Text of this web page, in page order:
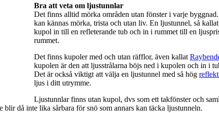
Bra att veta om ljustunnlar
Det finns alltid mörka områden utan fönster i varje
kan kännas mörka, trista och utan liv. En ljustunnel, så
kupol in till en refleterande tub och in i rummet till en
rummet.
Det finns kupoler med och utan räfflor, även kallat
kupolen är den att ljusstrålarna böjs ned i kupolen och in i
Det är också viktigt att välja en ljustunnel med så hög
ljus i ditt utrymme.
Ljustunnlar finns utan kupol, dvs som ett takfönster och
då inte lika sårbara för snö som annars kan täcka ljustunneln.